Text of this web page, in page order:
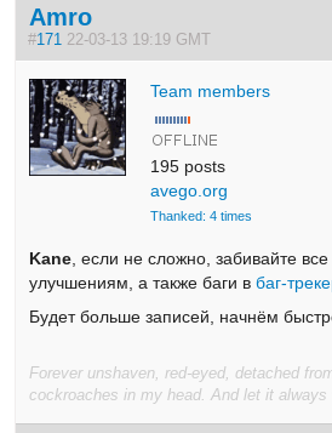
Amro
#171 22-03-13 19:19 GMT
Team members
195 posts
avego.org
Thanked: 4 times
Kane , если не сложно, забивайте
улучшениям, а также баги вбаг-
Будет больше записей, начнём
Forever unshaven, red-eyed, detached
cockroaches in my head. And let it always